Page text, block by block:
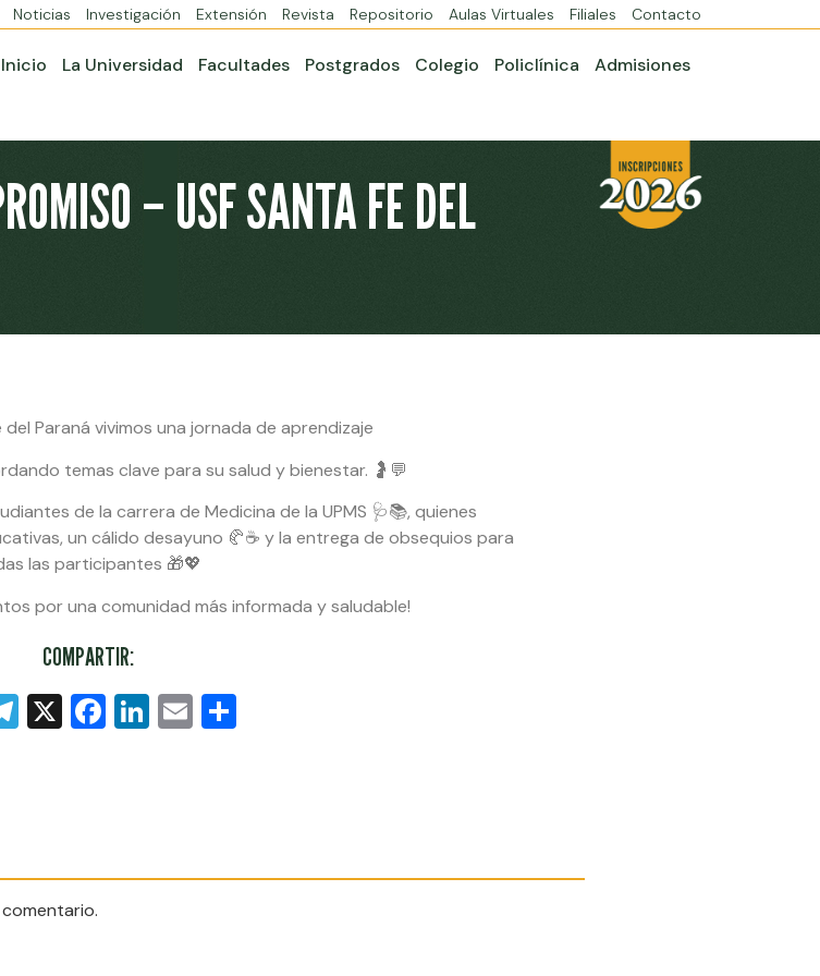
Noticias Investigación Extensión Revista Repositorio Aulas Virtuales Filiales Contacto
Inicio La Universidad Facultades Postgrados Colegio Policlínica Admisiones
– USF SANTA FE DEL
del Paraná vivimos una jornada de aprendizaje
temas clave para su salud y bienestar. 🤰💬
de la carrera de Medicina de la UPMS 🩺📚, quienes
un cálido desayuno 🥐☕ y la entrega de obsequios para
las participantes 🎁💖
por una comunidad más informada y saludable!
COMPARTIR:
Telegram
X Facebook
LinkedIn
Email